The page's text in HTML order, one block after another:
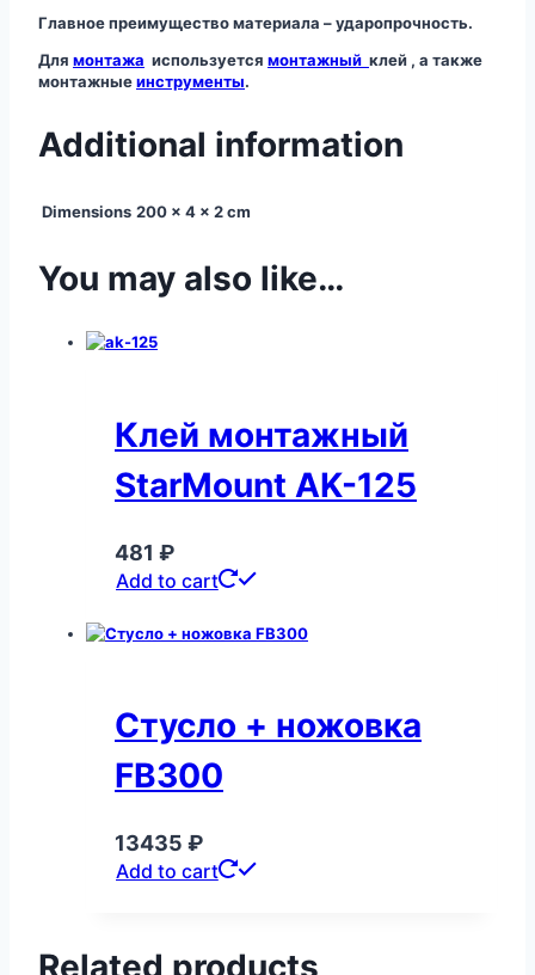
Главное преимущество материала – ударопрочность.
Для монтажа используется монтажный клей , а также
монтажныеинструменты.
Additional information
Dimensions 200 × 4 × 2 cm
You may also like…
Клей монтажный
StarMount AK-125
481 ₽
Add to cart
Стусло + ножовка
FB300
13435 ₽
Add to cart
Related products